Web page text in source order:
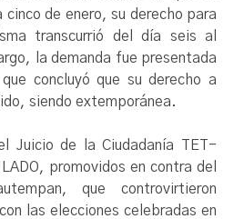
de enero, su derecho para
transcurrió del día seis al
la demanda fue presentada
concluyó que su derecho a
siendo extemporánea.
Juicio de la Ciudadanía TET-
promovidos en contra del
que controvirtieron
las elecciones celebradas en